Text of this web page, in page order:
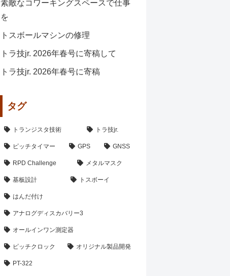
素敵なコワーキングスペースで仕事
を
トスボールマシンの修理
トラ技jr. 2026年春号に寄稿して
トラ技jr. 2026年春号に寄稿
タグ
トランジスタ技術 トラ技jr.
ピッチタイマー GPS GNSS
RPD Challenge メタルマスク
基板設計 トスボーイ
はんだ付け
アナログディスカバリー3
オールインワン測定器
ピッチクロック オリジナル製品開発
PT-322